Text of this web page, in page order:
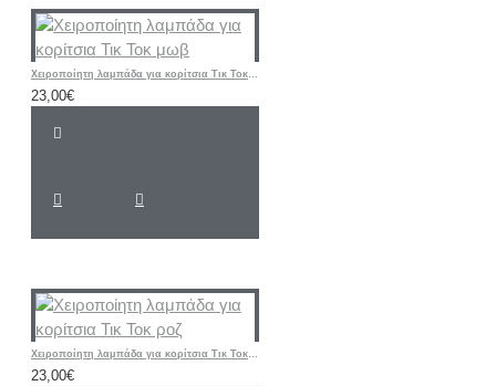
Χειροποίητη λαμπάδα για κορίτσια Τικ Τοκ μωβ
23,00€
Χειροποίητη λαμπάδα για κορίτσια Τικ Τοκ ροζ
23,00€